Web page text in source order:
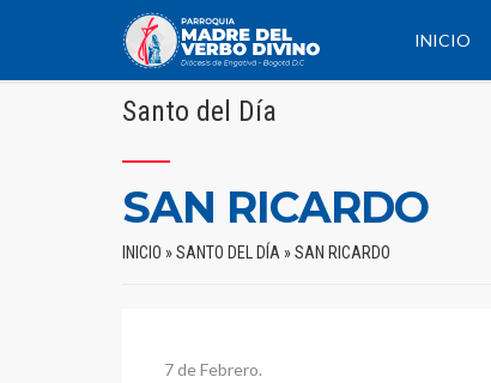
INICIO
Santo del Día
SAN RICARDO
INICIO »SANTO DEL DÍA »SAN RICARDO
7 de Febrero.